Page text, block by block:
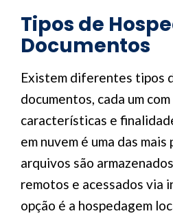
Tipos de
Documentos
Existem diferentes tipos
documentos, cada um com
características e
em nuvem é uma das
arquivos são
remotos e acessados via
opção é a hospedagem